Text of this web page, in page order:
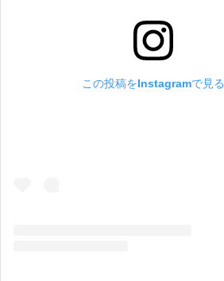
この投稿をInstagramで見る